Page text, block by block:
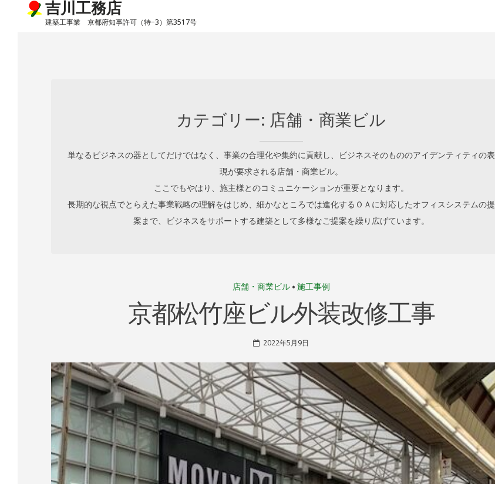
吉川工務店
建築工事業 京都府知事許可（特−3）第3517号
カテゴリー: 店舗・商業ビル
単なるビジネスの器としてだけではなく、事業の合理化や集約に貢献し、ビジネスそのもののアイデンティティの表
現が要求される店舗・商業ビル。
ここでもやはり、施主様とのコミュニケーションが重要となります。
長期的な視点でとらえた事業戦略の理解をはじめ、細かなところでは進化するＯＡに対応したオフィスシステムの提
案まで、ビジネスをサポートする建築として多様なご提案を繰り広げています。
店舗・商業ビル• 施工事例
京都松竹座ビル外装改修工事
2022年5月9日
I
N
R
I
N
D
O